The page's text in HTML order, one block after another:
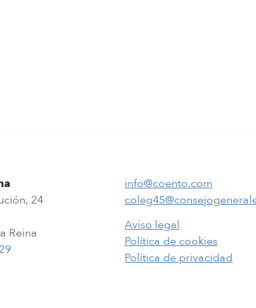
24
Reina
info@coento.com
Aviso legal
Política de cookies
Política de privacidad